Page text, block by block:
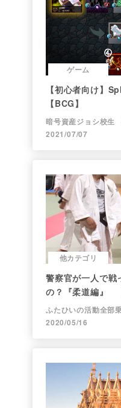
ゲーム
【初心者向け】
【BCG】
暗号資産ジョシ校
2021/07/07
他カテゴリ
警察官が一人で戦
の？『柔道編』
ふたひいの活動全部
2020/05/16